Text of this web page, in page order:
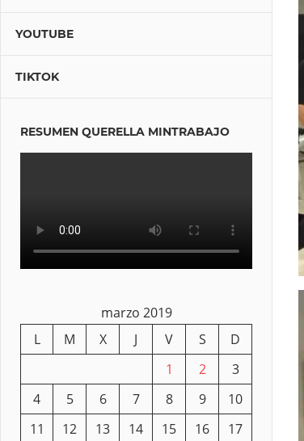
YOUTUBE
TIKTOK
RESUMEN QUERELLA MINTRABAJO
marzo 2019
L
M X J V S
D
1
2
3
4
5 6 7 8 9
10
11
12 13 14 15 16
17